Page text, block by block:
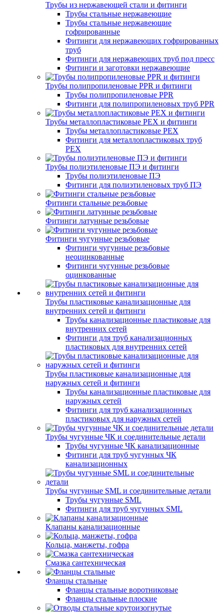
Трубы из нержавеющей стали и фитинги
Трубы стальные нержавеющие
Трубы стальные нержавеющие
гофрированные
Фитинги для нержавеющих гофрированных
труб
Фитинги для нержавеющих труб под пресс
Фитинги и заготовки нержавеющие
Трубы полипропиленовые PPR и фитинги
Трубы полипропиленовые PPR
Фитинги для полипропиленовых труб PPR
Трубы металлопластиковые PEX и фитинги
Трубы металлопластиковые PEX
Фитинги для металлопластиковых труб
PEX
Трубы полиэтиленовые ПЭ и фитинги
Трубы полиэтиленовые ПЭ
Фитинги для полиэтиленовых труб ПЭ
Фитинги стальные резьбовые
Фитинги латунные резьбовые
Фитинги чугунные резьбовые
Фитинги чугунные резьбовые
неоцинкованные
Фитинги чугунные резьбовые
оцинкованные
Трубы пластиковые канализационные для
внутренних сетей и фитинги
Трубы канализационные пластиковые для
внутренних сетей
Фитинги для труб канализационных
пластиковых для внутренних сетей
Трубы пластиковые канализационные для
наружных сетей и фитинги
Трубы канализационные пластиковые для
наружных сетей
Фитинги для труб канализационных
пластиковых для наружных сетей
Трубы чугунные ЧК и соединительные детали
Трубы чугунные ЧК канализационные
Фитинги для труб чугунных ЧК
канализационных
Трубы чугунные SML и соединительные детали
Трубы чугунные SML
Фитинги для труб чугунных SML
Клапаны канализационные
Кольца, манжеты, гофра
Смазка сантехническая
Фланцы стальные
Фланцы стальные воротниковые
Фланцы стальные плоские